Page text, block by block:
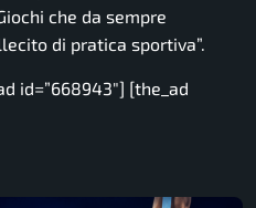
che da sempre
di pratica sportiva”.
id=”668943″] [the_ad